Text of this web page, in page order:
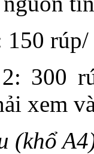
300
xem
(khổ